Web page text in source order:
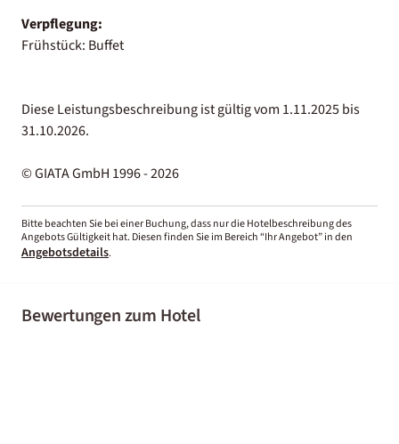
Verpflegung:
Frühstück: Buffet
Diese Leistungsbeschreibung ist gültig vom 1.11.2025 bis
31.10.2026.
© GIATA GmbH 1996 - 2026
Bitte beachten Sie bei einer Buchung, dass nur die Hotelbeschreibung des
Angebots Gültigkeit hat. Diesen finden Sie im Bereich “Ihr Angebot” in den
Angebotsdetails.
Bewertungen zum Hotel